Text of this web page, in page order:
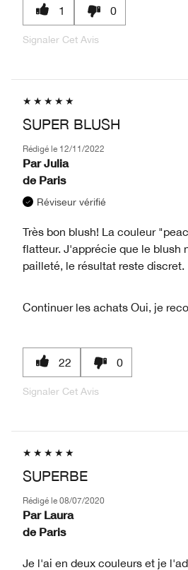
1 0
Signaler Cet Avis
SUPER BLUSH
Rédigé le 12/11/2022
Par Julia
de Paris
Réviseur vérifié
Très bon blush! La couleur
flatteur. J'apprécie que le blush
pailleté, le résultat reste discret.
Continuer les achats Oui, je
22 0
Signaler Cet Avis
SUPERBE
Rédigé le 08/07/2020
Par Laura
de Paris
Je l'ai en deux couleurs et je